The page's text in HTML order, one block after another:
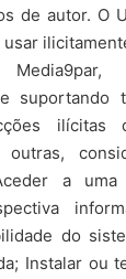
de autor. O
usar
suportando
ilícitas
a uma
do
Instalar ou